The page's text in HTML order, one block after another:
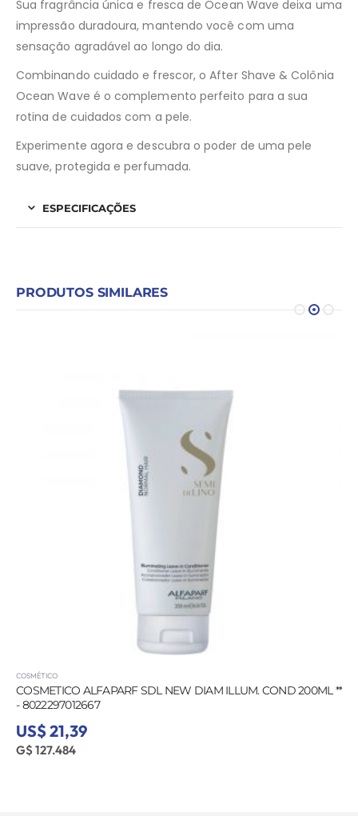
Sua fragrância única e fresca de Ocean Wave deixa uma
impressão duradoura, mantendo você com uma
sensação agradável ao longo do dia.
Combinando cuidado e frescor, o After Shave & Colônia
Ocean Wave é o complemento perfeito para a sua
rotina de cuidados com a pele.
Experimente agora e descubra o poder de uma pele
suave, protegida e perfumada.
ESPECIFICAÇÕES
PRODUTOS SIMILARES
COSMÉTICO
COSMETICO ALFAPARF SDL NEW DIAM ILLUM. COND 200ML **
- 8022297012667
US$ 21,39
G$ 127.484